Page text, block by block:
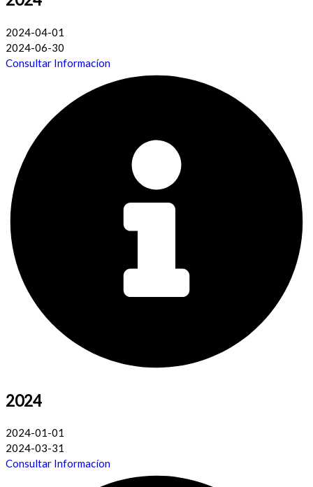
2024-04-01
2024-06-30
Consultar Informacíon
2024
2024-01-01
2024-03-31
Consultar Informacíon